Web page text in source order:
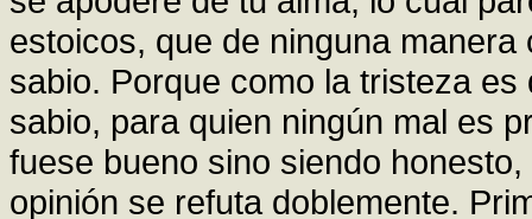
estoicos, que de ninguna
sabio. Porque como la tristeza
sabio, para quien ningún mal es
fuese bueno sino siendo
opinión se refuta doblemente.